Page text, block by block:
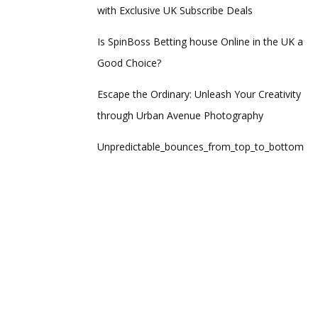
with Exclusive UK Subscribe Deals
Is SpinBoss Betting house Online in the UK a
Good Choice?
Escape the Ordinary: Unleash Your Creativity
through Urban Avenue Photography